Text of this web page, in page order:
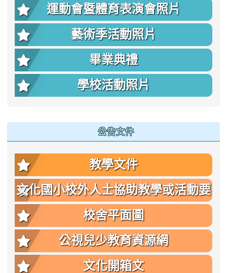
運動會暨體育表演會照片
藝術季活動照片
畢業典禮
學校活動照片
公告文件
教學文件
文化國小校外人士協助教學或活動要
點
校舍平面圖
公視兒少教育資源網
文化開箱文